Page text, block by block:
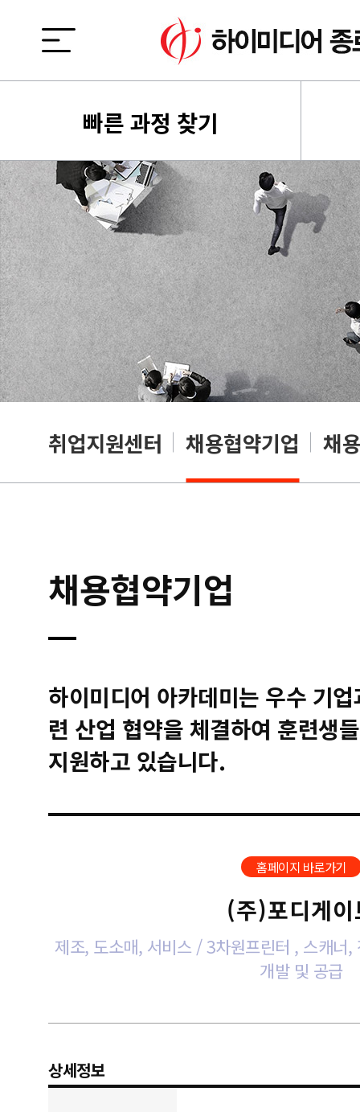
빠른 과정 찾기
취업지원센터 채용협약기업 채
채용협약기업
하이미디어 아카데미는 우수 기
련 산업 협약을 체결하여 훈련생
지원하고 있습니다.
홈페이지 바로가기
(주)포디게
제조, 도소매, 서비스 / 3차원프린터 , 스캐너,
개발 및 공급
상세정보